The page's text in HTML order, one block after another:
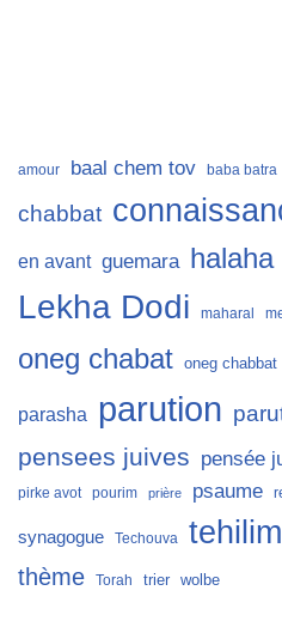
amour baal chem tov baba batra
chabbat
en avant guemara halaha
Lekha Dodi maharal
oneg chabat oneg chabbat
parasha parution
pensees juives pensée
pirke avot
pourim prière psaume
synagogue Techouva tehilim
thème Torah trier wolbe